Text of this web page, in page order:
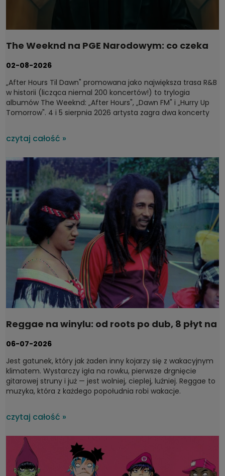
The Weeknd na PGE Narodowym: co czeka
02-08-2026
„After Hours Til Dawn" promowana jako największa trasa R&B
w historii (licząca niemal 200 koncertów!) to trylogia
albumów The Weeknd: „After Hours", „Dawn FM" i „Hurry Up
Tomorrow". 4 i 5 sierpnia 2026 artysta zagra dwa koncerty
Sztokholmu, Londynu, Dublina i Madrytu. Wyprzedane bilety
jedynie potwierdzają, że pochodzący z Kanady Abel Tesfaye
czytaj całość »
Reggae na winylu: od roots po dub, 8 płyt na
06-07-2026
Jest gatunek, który jak żaden inny kojarzy się z wakacyjnym
klimatem. Wystarczy igła na rowku, pierwsze drgnięcie
gitarowej struny i już — jest wolniej, cieplej, luźniej.Reggae to
muzyka, która z każdego popołudnia robi wakacje.
czytaj całość »